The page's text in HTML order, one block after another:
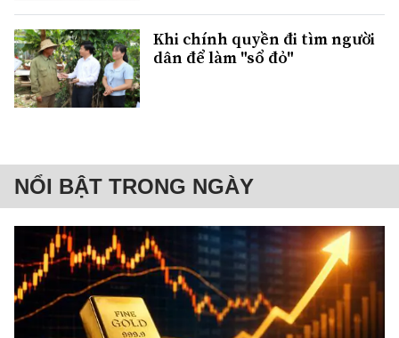
Khi chính quyền đi tìm người
dân để làm "sổ đỏ"
NỔI BẬT TRONG NGÀY